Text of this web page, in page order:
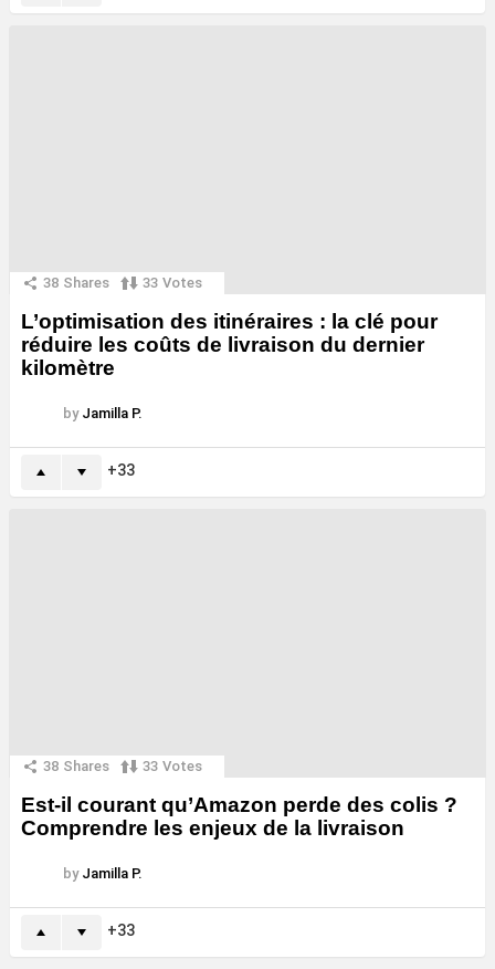
38 Shares 33 Votes
L’optimisation des itinéraires : la clé pour
réduire les coûts de livraison du dernier
kilomètre
by Jamilla P.
33
38 Shares 33 Votes
Est-il courant qu’Amazon perde des colis ?
Comprendre les enjeux de la livraison
by Jamilla P.
33